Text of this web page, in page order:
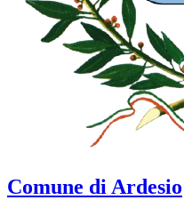
Comune di Ardesio